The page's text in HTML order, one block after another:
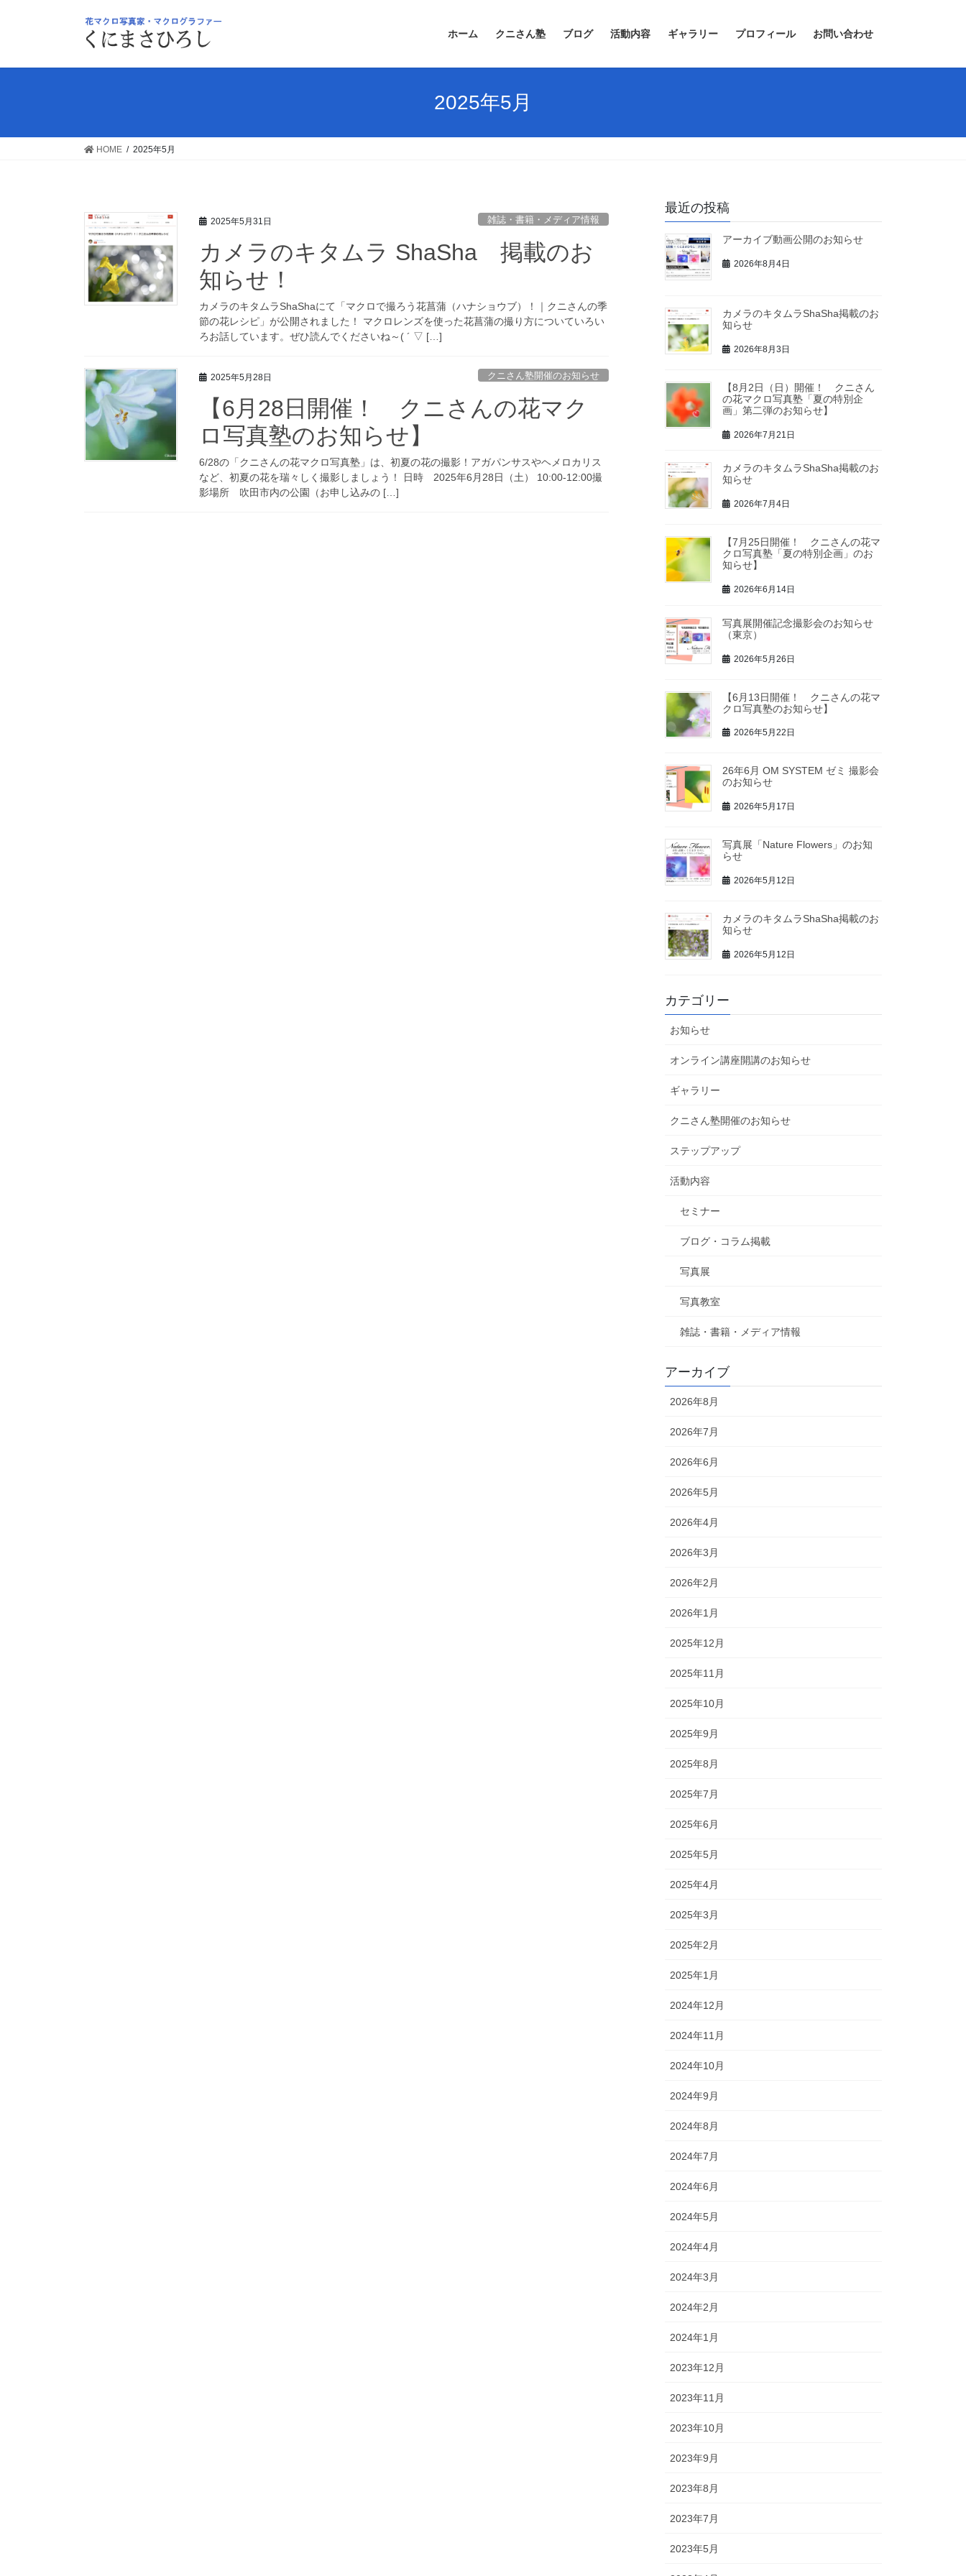
ホーム クニさん塾 ブログ 活動内容 ギャラリー プロフィール お問い合わせ
2025年5月
HOME 2025年5月
2025年5月31日 雑誌・書籍・メディア情報
カメラのキタムラ ShaSha 掲載のお
知らせ！
カメラのキタムラShaShaにて「マクロで撮ろう花菖蒲（ハナショウブ）！｜クニさんの季
節の花レシピ」が公開されました！ マクロレンズを使った花菖蒲の撮り方についていろい
ろお話しています。ぜひ読んでくださいね～( ´ ▽ […]
2025年5月28日 クニさん塾開催のお知らせ
【6月28日開催！ クニさんの花マク
ロ写真塾のお知らせ】
6/28の「クニさんの花マクロ写真塾」は、初夏の花の撮影！アガパンサスやヘメロカリス
など、初夏の花を瑞々しく撮影しましょう！ 日時 2025年6月28日（土） 10:00-12:00撮
影場所 吹田市内の公園（お申し込みの […]
最近の投稿
アーカイブ動画公開のお知らせ
2026年8月4日
カメラのキタムラShaSha掲載のお
知らせ
2026年8月3日
【8月2日（日）開催！ クニさん
の花マクロ写真塾「夏の特別企
画」第二弾のお知らせ】
2026年7月21日
カメラのキタムラShaSha掲載のお
知らせ
2026年7月4日
【7月25日開催！ クニさんの花マ
クロ写真塾「夏の特別企画」のお
知らせ】
2026年6月14日
写真展開催記念撮影会のお知らせ
（東京）
2026年5月26日
【6月13日開催！ クニさんの花マ
クロ写真塾のお知らせ】
2026年5月22日
26年6月 OM SYSTEM ゼミ 撮影会
のお知らせ
2026年5月17日
写真展「Nature Flowers」のお知
らせ
2026年5月12日
カメラのキタムラShaSha掲載のお
知らせ
2026年5月12日
カテゴリー
お知らせ
オンライン講座開講のお知らせ
ギャラリー
クニさん塾開催のお知らせ
ステップアップ
活動内容
セミナー
ブログ・コラム掲載
写真展
写真教室
雑誌・書籍・メディア情報
アーカイブ
2026年8月
2026年7月
2026年6月
2026年5月
2026年4月
2026年3月
2026年2月
2026年1月
2025年12月
2025年11月
2025年10月
2025年9月
2025年8月
2025年7月
2025年6月
2025年5月
2025年4月
2025年3月
2025年2月
2025年1月
2024年12月
2024年11月
2024年10月
2024年9月
2024年8月
2024年7月
2024年6月
2024年5月
2024年4月
2024年3月
2024年2月
2024年1月
2023年12月
2023年11月
2023年10月
2023年9月
2023年8月
2023年7月
2023年5月